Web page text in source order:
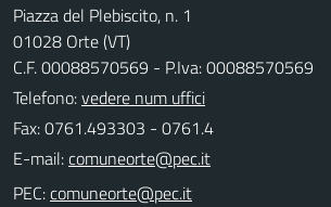
Piazza del Plebiscito, n. 1
01028 Orte (VT)
C.F. 00088570569 - P.Iva: 00088570569
Telefono:vedere num uffici
Fax: 0761.493303 - 0761.4
E-mail:
PEC: